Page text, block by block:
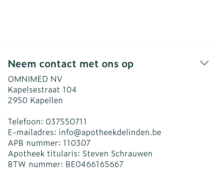
Neem contact met ons op
OMNIMED NV
Kapelsestraat 104
2950 Kapellen
Telefoon: 037550711
E-mailadres: info@apotheekdelinden.be
APB nummer: 110307
Apotheek titularis: Steven Schrauwen
BTW nummer: BE0466165667